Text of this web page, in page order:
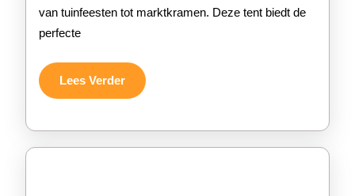
van tuinfeesten tot marktkramen. Deze tent biedt de
perfecte
Lees VerderLees
Verder